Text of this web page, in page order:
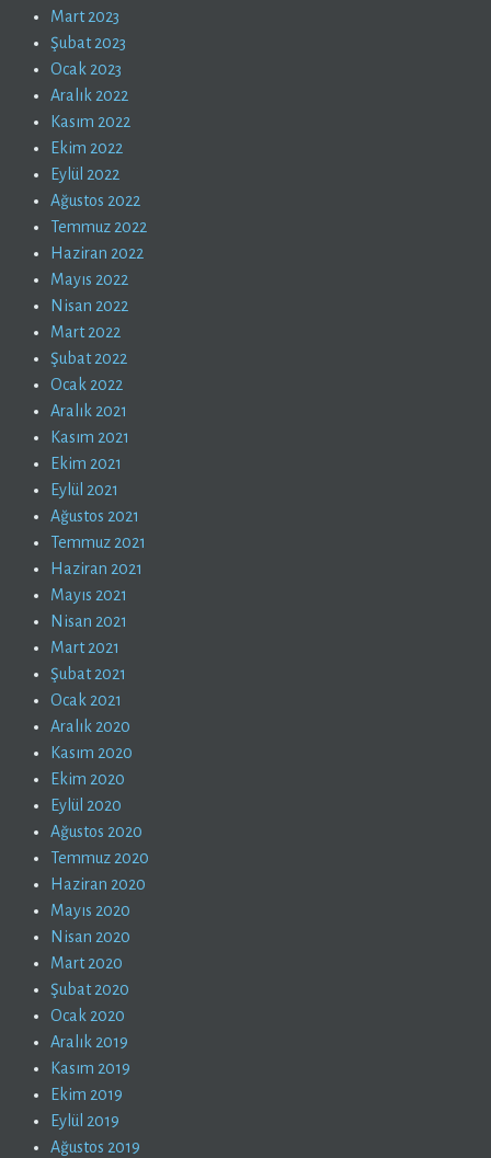
Mart 2023
Şubat 2023
Ocak 2023
Aralık 2022
Kasım 2022
Ekim 2022
Eylül 2022
Ağustos 2022
Temmuz 2022
Haziran 2022
Mayıs 2022
Nisan 2022
Mart 2022
Şubat 2022
Ocak 2022
Aralık 2021
Kasım 2021
Ekim 2021
Eylül 2021
Ağustos 2021
Temmuz 2021
Haziran 2021
Mayıs 2021
Nisan 2021
Mart 2021
Şubat 2021
Ocak 2021
Aralık 2020
Kasım 2020
Ekim 2020
Eylül 2020
Ağustos 2020
Temmuz 2020
Haziran 2020
Mayıs 2020
Nisan 2020
Mart 2020
Şubat 2020
Ocak 2020
Aralık 2019
Kasım 2019
Ekim 2019
Eylül 2019
Ağustos 2019